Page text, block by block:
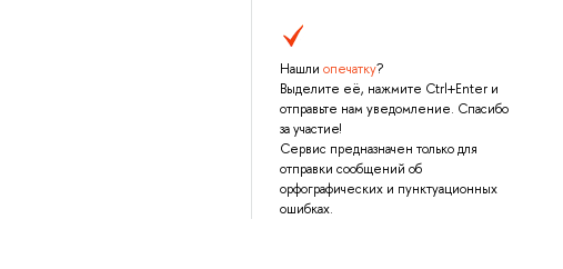
Нашли опечатку?
Выделите её, нажмите Ctrl+Enter и
отправьте нам уведомление. Спасибо
за участие!
Сервис предназначен только для
отправки сообщений об
орфографических и пунктуационных
ошибках.